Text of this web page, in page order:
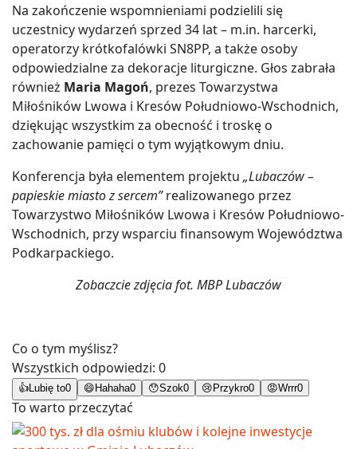
Na zakończenie wspomnieniami podzielili się
uczestnicy wydarzeń sprzed 34 lat – m.in. harcerki,
operatorzy krótkofalówki SN8PP, a także osoby
odpowiedzialne za dekoracje liturgiczne. Głos zabrała
również Maria Magoń, prezes Towarzystwa
Miłośników Lwowa i Kresów Południowo-Wschodnich,
dziękując wszystkim za obecność i troskę o
zachowanie pamięci o tym wyjątkowym dniu.
Konferencja była elementem projektu „Lubaczów –
papieskie miasto z sercem”realizowanego przez
Towarzystwo Miłośników Lwowa i Kresów Południowo-
Wschodnich, przy wsparciu finansowym Województwa
Podkarpackiego.
Zobaczcie zdjęcia fot. MBP Lubaczów
Co o tym myślisz?
Wszystkich odpowiedzi: 0
👍 Lubię to0 😄 Hahaha0 😯Szok0 😢 Przykro0 😡Wrrr0
To warto przeczytać